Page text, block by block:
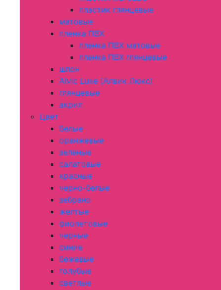
пластик глянцевые
матовые
пленка ПВХ
пленка ПВХ матовые
пленка ПВХ глянцевые
шпон
Alvic Luxe (Алвик Люкс)
глянцевые
акрил
Цвет
белые
оранжевые
зеленые
салатовые
красные
черно-белые
зебрано
желтые
фиолетовые
черные
синие
бежевые
голубые
светлые